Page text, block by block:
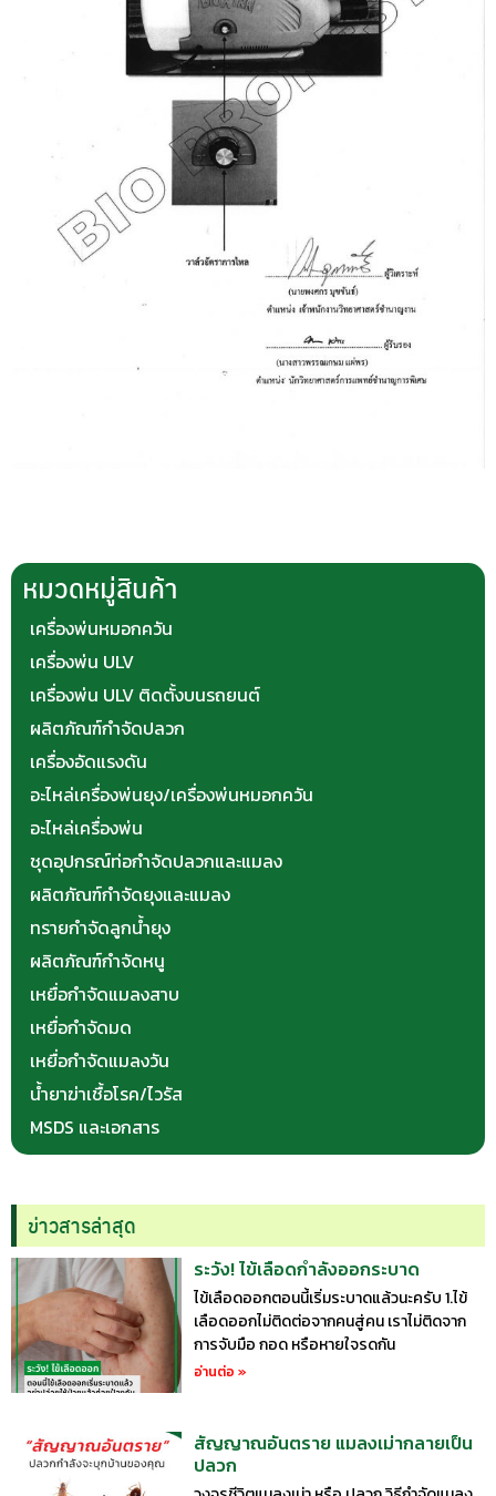
หมวดหมู่สินค้า
เครื่องพ่นหมอกควัน
เครื่องพ่น ULV
เครื่องพ่น ULV ติดตั้งบนรถยนต์
ผลิตภัณฑ์กำจัดปลวก
เครื่องอัดแรงดัน
อะไหล่เครื่องพ่นยุง/เครื่องพ่นหมอกควัน
อะไหล่เครื่องพ่น
ชุดอุปกรณ์ท่อกำจัดปลวกและแมลง
ผลิตภัณฑ์กำจัดยุงและแมลง
ทรายกำจัดลูกน้ำยุง
ผลิตภัณฑ์กำจัดหนู
เหยื่อกำจัดแมลงสาบ
เหยื่อกำจัดมด
เหยื่อกำจัดแมลงวัน
น้ำยาฆ่าเชื้อโรค/ไวรัส
MSDS และเอกสาร
ข่าวสารล่าสุด
ระวัง! ไข้เลือดกำลังออกระบาด
ไข้เลือดออกตอนนี้เริ่มระบาดแล้วนะครับ 1.ไข้
เลือดออกไม่ติดต่อจากคนสู่คน เราไม่ติดจาก
การจับมือ กอด หรือหายใจรดกัน
อ่านต่อ »
สัญญาณอันตราย แมลงเม่ากลายเป็น
ปลวก